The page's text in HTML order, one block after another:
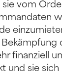
sie vom
finanziell
und sie sich